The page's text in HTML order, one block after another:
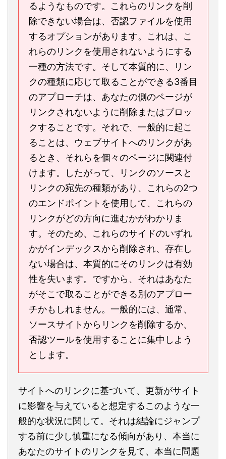
るようなものです。これらのリンクを削
除できない場合は、否認ファイルを使用
するオプションがあります。これは、こ
れらのリンクを使用されないようにする
一種の方法です。そして本質的に、リン
クの種類に応じて取ることができる3番目
のアプローチは、あなたの側のページが
リンクされないように削除またはブロッ
クすることです。それで、一般的に起こ
ることは、ウェブサイトへのリンクがあ
るとき、それらを個々のページに関連付
けます。したがって、リンクのソースと
リンクの宛先の種類があり、これらの2つ
のエンドポイントを使用して、これらの
リンクがどの方向に進むかがわかりま
す。そのため、これらのサイドのいずれ
かがインデックスから削除され、存在し
ない場合は、本質的にそのリンクは有効
性を失います。ですから、それはあなた
がそこで取ることができる別のアプロー
チかもしれません。一般的には、通常、
ソースサイトからリンクを削除するか、
否認ツールを使用することに集中しよう
とします。
サイトへのリンクに基づいて、更新がサイト
に影響を与えていると想定するこのような一
般的な状況に関して。それは結論にジャンプ
する前に少し慎重になる傾向があり、本当に
あなたのサイトのリンクを見て、本当に問題